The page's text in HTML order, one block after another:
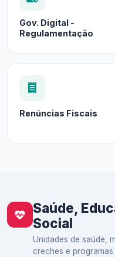
Gov. Digital -
Regulamentação
Renúncias Fiscais
Saúde,
Social
Unidades de saúde,
creches e